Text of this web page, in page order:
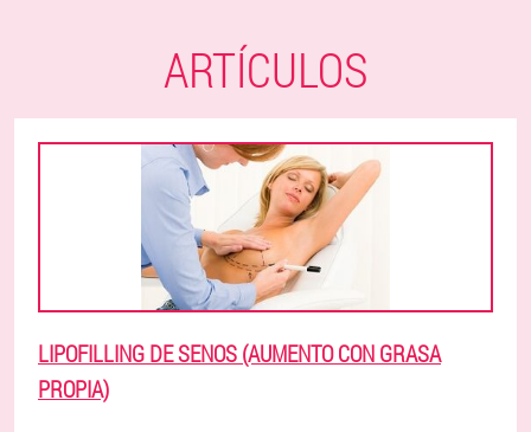
ARTÍCULOS
LIPOFILLING DE SENOS (AUMENTO CON GRASA
PROPIA)